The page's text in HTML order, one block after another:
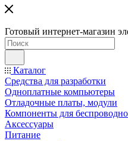
Готовый интернет-магазин
Каталог
Средства для разработки
Одноплатные компьютеры
Отладочные платы, модули
Компоненты для
Аксессуары
Питание